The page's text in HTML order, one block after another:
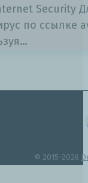
Security
по ссылке
© 2015-2026